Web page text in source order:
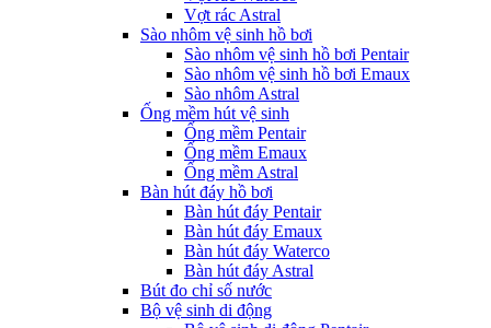
Vợt rác Astral
Sào nhôm vệ sinh hồ bơi
Sào nhôm vệ sinh hồ bơi Pentair
Sào nhôm vệ sinh hồ bơi Emaux
Sào nhôm Astral
Ống mềm hút vệ sinh
Ống mềm Pentair
Ống mềm Emaux
Ống mềm Astral
Bàn hút đáy hồ bơi
Bàn hút đáy Pentair
Bàn hút đáy Emaux
Bàn hút đáy Waterco
Bàn hút đáy Astral
Bút đo chỉ số nước
Bộ vệ sinh di động